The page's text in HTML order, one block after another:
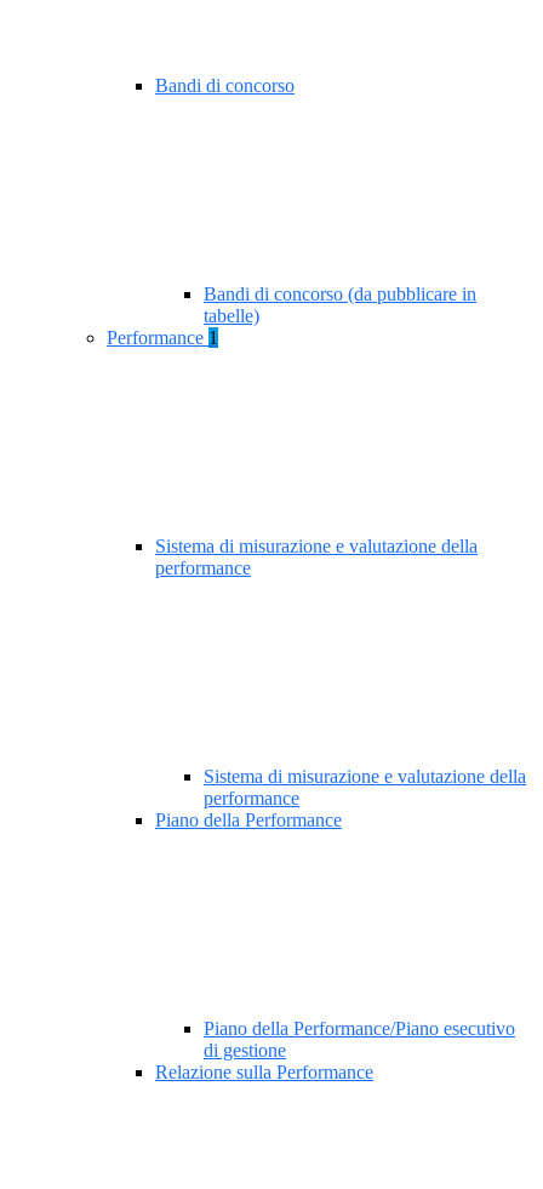
Bandi di concorso
Bandi di concorso (da pubblicare in
tabelle)
Performance 1
Sistema di misurazione e valutazione della
performance
Sistema di misurazione e valutazione della
performance
Piano della Performance
Piano della Performance/Piano esecutivo
di gestione
Relazione sulla Performance